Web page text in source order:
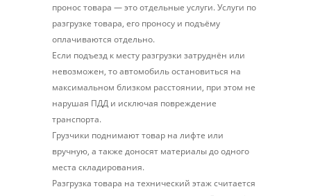
пронос товара — это отдельные услуги. Услуги по
разгрузке товара, его проносу и подъёму
оплачиваются отдельно.
Если подъезд к месту разгрузки затруднён или
невозможен, то автомобиль остановиться на
максимальном близком расстоянии, при этом не
нарушая ПДД и исключая повреждение
транспорта.
Грузчики поднимают товар на лифте или
вручную, а также доносят материалы до одного
места складирования.
Разгрузка товара на технический этаж считается